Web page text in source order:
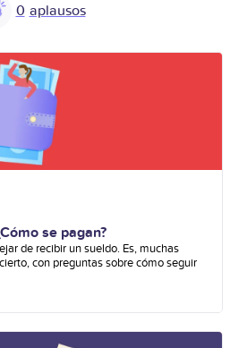
0
se pagan?
de recibir un sueldo. Es, muchas
con preguntas sobre cómo seguir